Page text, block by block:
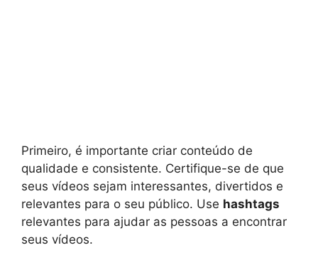
Primeiro, é importante criar conteúdo de
qualidade e consistente. Certifique-se de que
seus vídeos sejam interessantes, divertidos e
relevantes para o seu público. Use hashtags
relevantes para ajudar as pessoas a encontrar
seus vídeos.